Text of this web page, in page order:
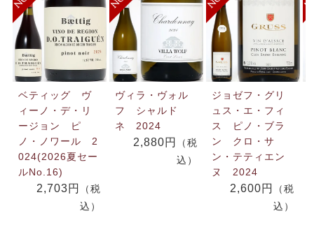
ベティッグ ヴ
ィーノ・デ・リ
ージョン ピ
ノ・ノワール 2
024(2026夏セー
ルNo.16)
2,703円
（税
込）
ヴィラ・ヴォル
フ シャルド
ネ 2024
2,880円
（税
込）
ジョゼフ・グリ
ュス・エ・フィ
ス ピノ・ブラ
ン クロ・サ
ン・テティエン
ヌ 2024
2,600円
（税
込）